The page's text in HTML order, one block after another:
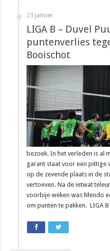
23 janvier
LIGA B – Duvel
puntenverlies
Booischot
bezoek. In het verleden is al
garant staat voor een pittige
op de zevende plaats in de
vertoeven. Na de ietwat
voorbije weken was Mendo
om punten te pakken. LIGA